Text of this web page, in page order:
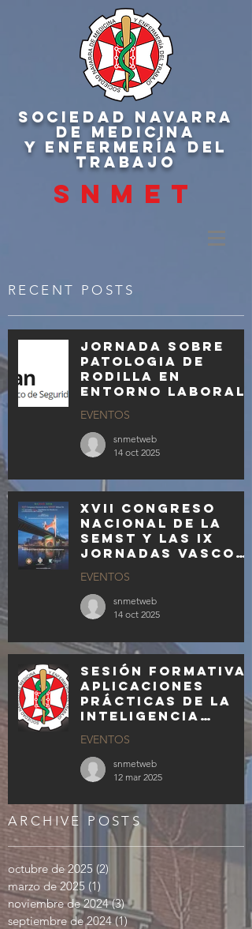
SOCIEDAD NAVARRA
DE MEDICINA
Y ENFERMERÍA DEL
TRABAJO
SNMET
RECENT POSTS
Jornada sobre
patologia de
rodilla en
entorno laboral
EVENTOS
snmetweb
14 oct 2025
XVII Congreso
Nacional de la
SEMST y las IX
Jornadas Vasco
días 19 y 20 de
febrero de 2026
EVENTOS
snmetweb
14 oct 2025
Sesión formativa:
APLICACIONES
PRÁCTICAS DE LA
INTELIGENCIA
GENERATIVA EN LA
MEDICINA Y
ENFERMERÍA DEL
EVENTOS
snmetweb
12 mar 2025
ARCHIVE POSTS
octubre de 2025 (2)
marzo de 2025 (1)
noviembre de 2024 (3)3 entradas
septiembre de 2024 (1)1 entrada